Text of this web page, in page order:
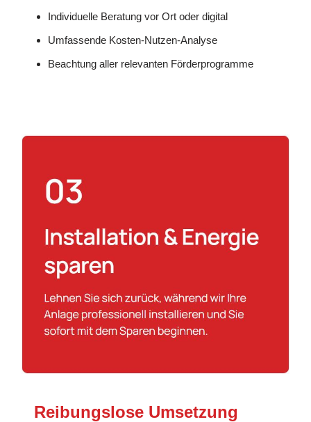
Individuelle Beratung vor Ort oder digital
Umfassende Kosten-Nutzen-Analyse
Beachtung aller relevanten Förderprogramme
Reibungslose Umsetzung